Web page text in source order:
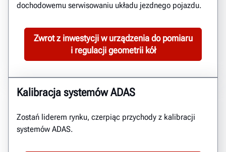
dochodowemu serwisowaniu układu jezdnego pojazdu.
Zwrot z inwestycji w urządzenia do pomiaru
i regulacji geometrii kół
Kalibracja systemów ADAS
Zostań liderem rynku, czerpiąc przychody z kalibracji
systemów ADAS.